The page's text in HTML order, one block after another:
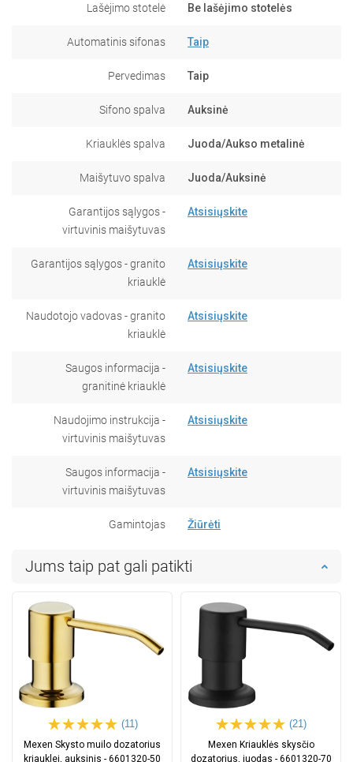
Lašėjimo stotelė Be lašėjimo stotelės
Automatinis sifonas Taip
Pervedimas Taip
Sifono spalva Auksinė
Kriauklės spalva Juoda/Aukso metalinė
Maišytuvo spalva Juoda/Auksinė
Garantijos sąlygos -
virtuvinis maišytuvas
Atsisiųskite
Garantijos sąlygos - granito
kriauklė
Atsisiųskite
Naudotojo vadovas - granito
kriauklė
Atsisiųskite
Saugos informacija -
granitinė kriauklė
Atsisiųskite
Naudojimo instrukcija -
virtuvinis maišytuvas
Atsisiųskite
Saugos informacija -
virtuvinis maišytuvas
Atsisiųskite
Gamintojas Žiūrėti
Jums taip pat gali patikti
(11)
Mexen Skysto muilo dozatorius
kriauklei, auksinis - 6601320-50
(21)
Mexen Kriauklės skysčio
dozatorius, juodas - 6601320-70